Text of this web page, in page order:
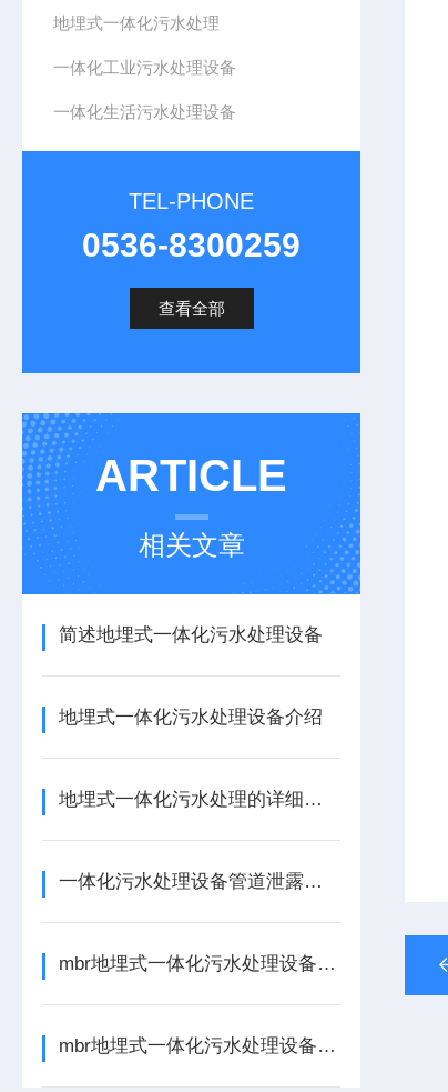
地埋式一体化污水处理
一体化工业污水处理设备
一体化生活污水处理设备
TEL-PHONE
0536-8300259
查看全部
ARTICLE
相关文章
简述地埋式一体化污水处理设备
地埋式一体化污水处理设备介绍
地埋式一体化污水处理的详细介绍
一体化污水处理设备管道泄露处理方法
mbr地埋式一体化污水处理设备的核心处理单元如下
mbr地埋式一体化污水处理设备的启动与运行操作的事项